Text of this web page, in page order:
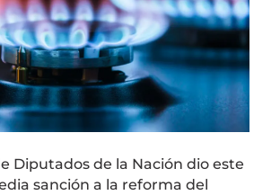
Diputados de la Nación dio este
sanción a la reforma del